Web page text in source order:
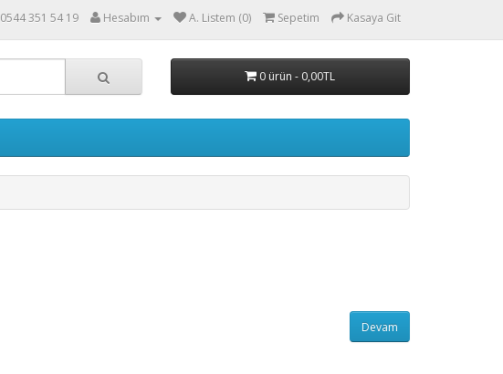
0544 351 54 19 Hesabım A. Listem (0) Sepetim Kasaya Git
0 ürün - 0,00TL
Devam